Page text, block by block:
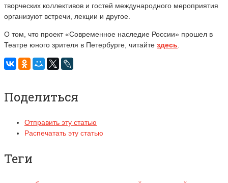
творческих коллективов и гостей международного мероприятия
организуют встречи, лекции и другое.
О том, что проект «Современное наследие России» прошел в
Театре юного зрителя в Петербурге, читайте здесь
Поделиться
Отправить эту статью
Распечатать эту статью
Теги